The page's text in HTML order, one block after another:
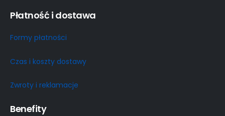
Płatność i dostawa
Formy płatności
Czas i koszty dostawy
Zwroty i reklamacje
Benefity